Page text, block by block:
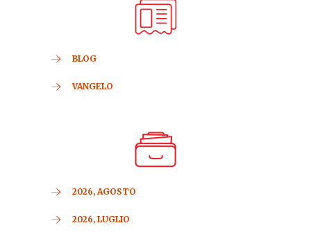
BLOG
VANGELO
2026, AGOSTO
2026, LUGLIO